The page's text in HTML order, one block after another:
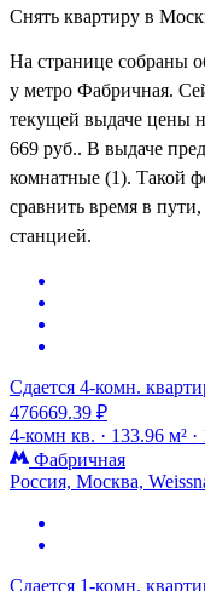
Снять квартиру в
На странице собраны
у метро Фабричная.
текущей выдаче цены
669 руб.. В выдаче
комнатные (1). Такой
сравнить время в
станцией.
Сдается 4-комн.
476669.39 ₽
4-комн кв. · 133.96 м² ·
Фабричная
Россия, Москва,
Сдается 1-комн.